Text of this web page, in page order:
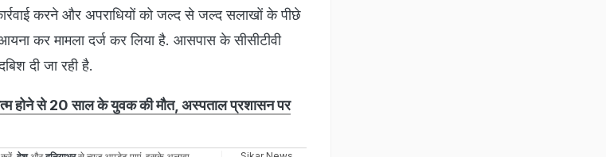
करने और अपराधियों को जल्द से जल्द सलाखों के पीछे
कर मामला दर्ज कर लिया है. आसपास के सीसीटीवी
दी जा रही है.
होने से 20 साल के युवक की मौत, अस्पताल प्रशासन पर